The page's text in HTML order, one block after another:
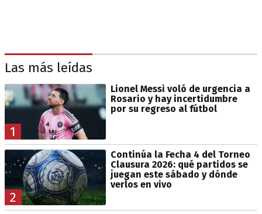
Las más leídas
1
Lionel Messi voló de urgencia a
Rosario y hay incertidumbre
por su regreso al fútbol
2
Continúa la Fecha 4 del Torneo
Clausura 2026: qué partidos se
juegan este sábado y dónde
verlos en vivo